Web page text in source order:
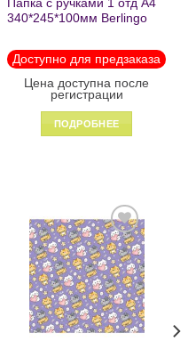
Папка с ручками 1 отд А4
340*245*100мм Berlingo
пластик на молнии 1215
Доступно для предзаказа
Цена доступна после
регистрации
ПОДРОБНЕЕ
Добавить
в список
желаний